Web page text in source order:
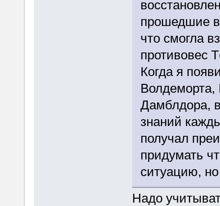
прошедшие
что смогла
противовес
Когда я
Дамблдора,
знаний
получал
придумать
ситуацию,
Надо